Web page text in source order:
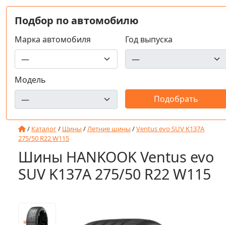
Подбор по автомобилю
Марка автомобиля Год выпуска
Модель
/ Каталог/ Шины /Летние шины /Ventus evo SUV K137A
275/50 R22 W115
Шины HANKOOK Ventus evo
SUV K137A 275/50 R22 W115